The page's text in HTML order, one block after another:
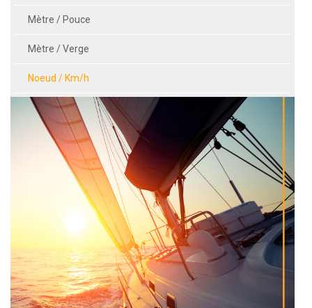
Mètre / Pouce
Mètre / Verge
Noeud / Km/h